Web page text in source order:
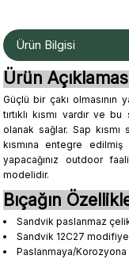
Ürün Bilgisi
Ürün
Güçlü bir çakı olmasının
tırtıklı kısmı vardır ve
olanak sağlar. Sap kısmı
kısmına entegre
yapacağınız outdoor
modelidir.
Bıçağın
Sandvik paslanmaz
Sandvik 12C27
Paslanmaya/Korozyona